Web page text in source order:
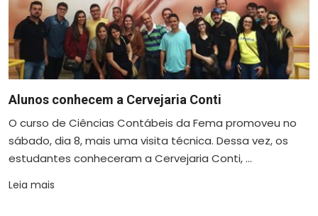
Alunos conhecem a Cervejaria Conti
O curso de Ciências Contábeis da Fema promoveu no
sábado, dia 8, mais uma visita técnica. Dessa vez, os
estudantes conheceram a Cervejaria Conti, ...
Leia mais